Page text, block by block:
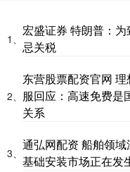
1、
宏盛证券 特朗普：
忌关税
2、
东营股票配资官网
服回应：高速免费是
关系
3、
通弘网配资 船舶领
基础安装市场正在发